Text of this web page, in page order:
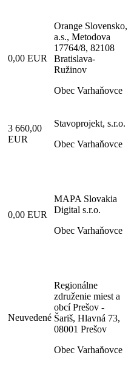
0,00 EUR
Orange Slovensko,
a.s., Metodova
17764/8, 82108
Bratislava-
Ružinov
Obec Varhaňovce
3 660,00
EUR
Stavoprojekt, s.r.o.
Obec Varhaňovce
0,00 EUR
MAPA Slovakia
Digital s.r.o.
Obec Varhaňovce
Neuvedené
Regionálne
združenie miest a
obcí Prešov -
Šariš, Hlavná 73,
08001 Prešov
Obec Varhaňovce